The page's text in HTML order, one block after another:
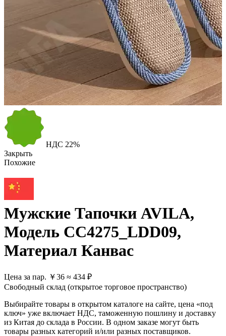
НДС 22%
Закрыть
Похожие
Мужские Тапочки AVILA,
Модель CC4275_LDD09,
Материал Канвас
Цена за пар. ￥36 ≈ 434 ₽
Свободный склад (открытое торговое пространство)
Выбирайте товары в открытом каталоге на сайте, цена «под
ключ» уже включает НДС, таможенную пошлину и доставку
из Китая до склада в России. В одном заказе могут быть
товары разных категорий и/или разных поставщиков.